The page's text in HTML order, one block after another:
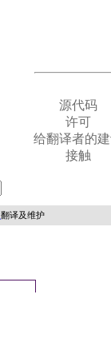
源代码
许可
给翻译者的
接触
翻译及维护